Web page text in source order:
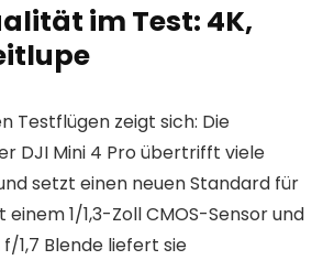
im Test: 4K,
Testflügen zeigt sich: Die
DJI Mini 4 Pro übertrifft viele
setzt einen neuen Standard für
1/1,3-Zoll CMOS-Sensor und
1,7 Blende liefert sie